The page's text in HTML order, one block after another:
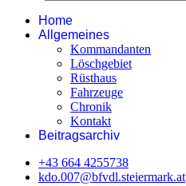
Home
Allgemeines
Kommandanten
Löschgebiet
Rüsthaus
Fahrzeuge
Chronik
Kontakt
Beitragsarchiv
+43 664 4255738‬
kdo.007@bfvdl.steiermark.at